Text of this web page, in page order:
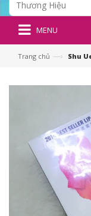
MENU
Trang chủ —› Shu